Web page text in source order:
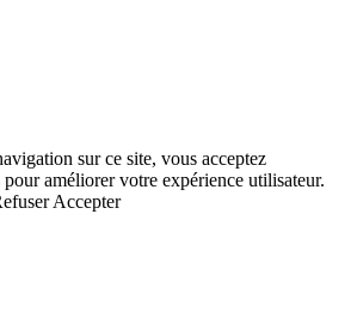
sur ce site, vous acceptez
améliorer votre expérience utilisateur.
Accepter